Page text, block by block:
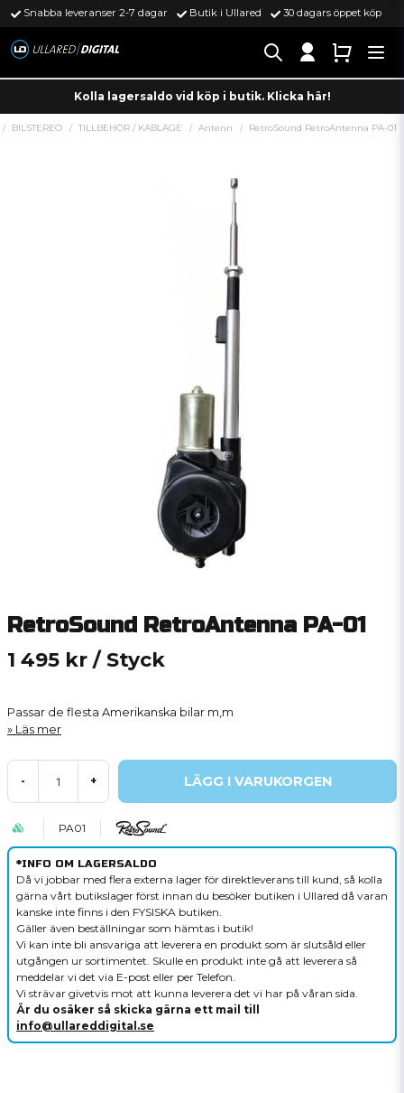
Snabba leveranser 2-7 dagar Butik i Ullared 30 dagars öppet köp
Kolla lagersaldo vid köp i butik. Klicka här!
BILSTEREO TILLBEHÖR / KABLAGE Antenn RetroSound RetroAntenna PA-01
RetroSound RetroAntenna PA-01
1 495 kr / Styck
Passar de flesta Amerikanska bilar m,m
Läs mer
- + LÄGG I VARUKORGEN
PA01
*INFO OM LAGERSALDO
Då vi jobbar med flera externa lager för direktleverans till kund, så kolla
gärna vårt butikslager först innan du besöker butiken i Ullared då varan
kanske inte finns i den FYSISKA butiken.
Gäller även beställningar som hämtas i butik!
Vi kan inte bli ansvariga att leverera en produkt som är slutsåld eller
utgången ur sortimentet. Skulle en produkt inte gå att leverera så
meddelar vi det via E-post eller per Telefon.
Vi strävar givetvis mot att kunna leverera det vi har på våran sida.
Är du osäker så skicka gärna ett mail till
info@ullareddigital.se